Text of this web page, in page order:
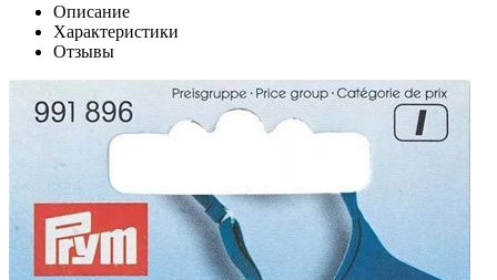
Описание
Характеристики
Отзывы